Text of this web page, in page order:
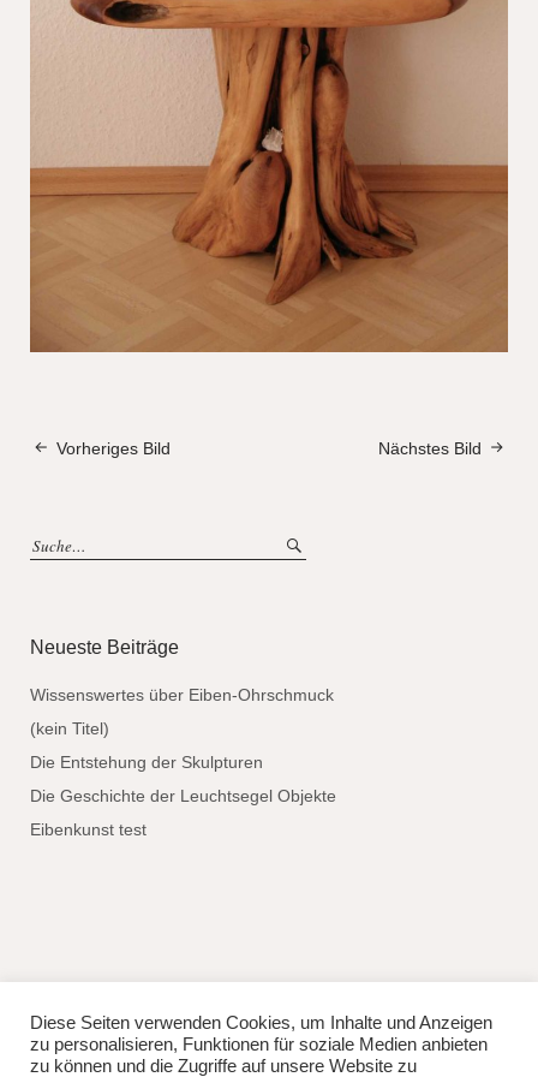
Nächstes Bild
Vorheriges Bild
Neueste Beiträge
Wissenswertes über Eiben-Ohrschmuck
(kein Titel)
Die Entstehung der Skulpturen
Die Geschichte der Leuchtsegel Objekte
Eibenkunst test
fb instag
© 2026Lisa Manhuru. Powered byWordPress
Diese Seiten verwenden Cookies, um Inhalte und Anzeigen
zu personalisieren, Funktionen für soziale Medien anbieten
zu können und die Zugriffe auf unsere Website zu